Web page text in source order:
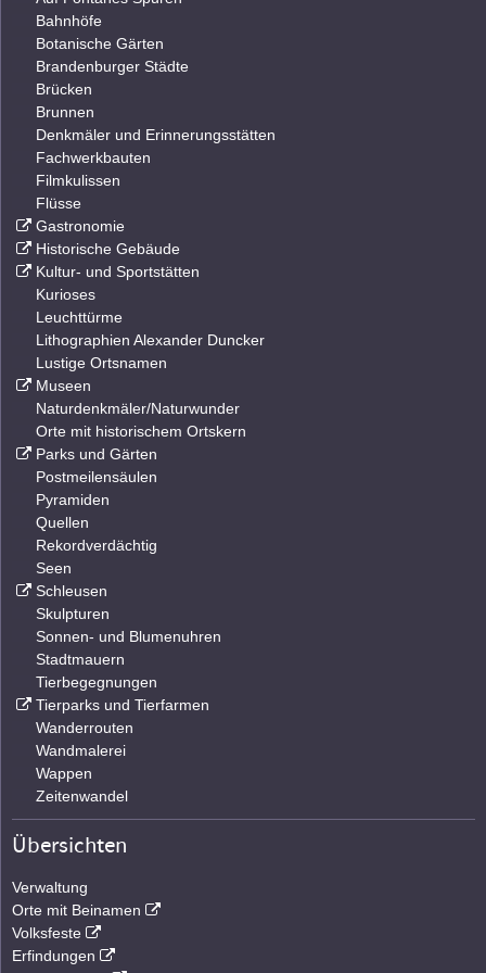
Bahnhöfe
Botanische Gärten
Brandenburger Städte
Brücken
Brunnen
Denkmäler und Erinnerungsstätten
Fachwerkbauten
Filmkulissen
Flüsse
Gastronomie
Historische Gebäude
Kultur- und Sportstätten
Kurioses
Leuchttürme
Lithographien Alexander Duncker
Lustige Ortsnamen
Museen
Naturdenkmäler/Naturwunder
Orte mit historischem Ortskern
Parks und Gärten
Postmeilensäulen
Pyramiden
Quellen
Rekordverdächtig
Seen
Schleusen
Skulpturen
Sonnen- und Blumenuhren
Stadtmauern
Tierbegegnungen
Tierparks und Tierfarmen
Wanderrouten
Wandmalerei
Wappen
Zeitenwandel
Übersichten
Verwaltung
Orte mit Beinamen
Volksfeste
Erfindungen